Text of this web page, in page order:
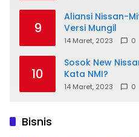
9
Aliansi Nissan-
Versi Mungil
14 Maret, 2023 0
10
Sosok New
Kata NMI?
14 Maret, 2023 0
Bisnis